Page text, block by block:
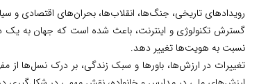
رویدادهای تاریخی، جنگ‌ها، انقلاب‌ها، بحران‌های اقتصادی
گسترش تکنولوژی و اینترنت، باعث شده است که جهان به
نسبت به هویت‌ها تغییر دهد.
تغییرات در ارزش‌ها، باورها و سبک زندگی، بر درک نسل‌ها از